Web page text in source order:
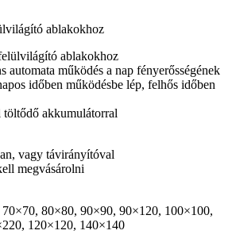
ablakokhoz
ablakokhoz
automata működés a nap fényerősségének
időben működésbe lép, felhős időben
töltődő akkumulátorral
vagy távirányítóval
megvásárolni
80×80, 90×90, 90×120, 100×100,
120×120, 140×140